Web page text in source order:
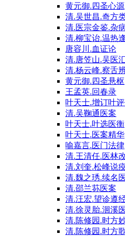
黄元御.四圣心源
清.吴世昌.奇方
清.医宗金鉴.杂
清.柳宝诒.温热
唐容川.血证论
清.唐笠山.吴医
清.杨云峰.察舌
黄元御.四圣悬枢
王孟英.回春录
叶天士.增订叶
清.吴鞠通医案
叶天士.叶选医衡
叶天士.医案精华
喻嘉言.医门法律
清.王清任.医林
清.刘奎.松峰说
清.魏之琇.续名
清.邵兰荪医案
清.汪宏.望诊遵
清.徐灵胎.洄溪
清.陈修园.时方
清.陈修园.时方